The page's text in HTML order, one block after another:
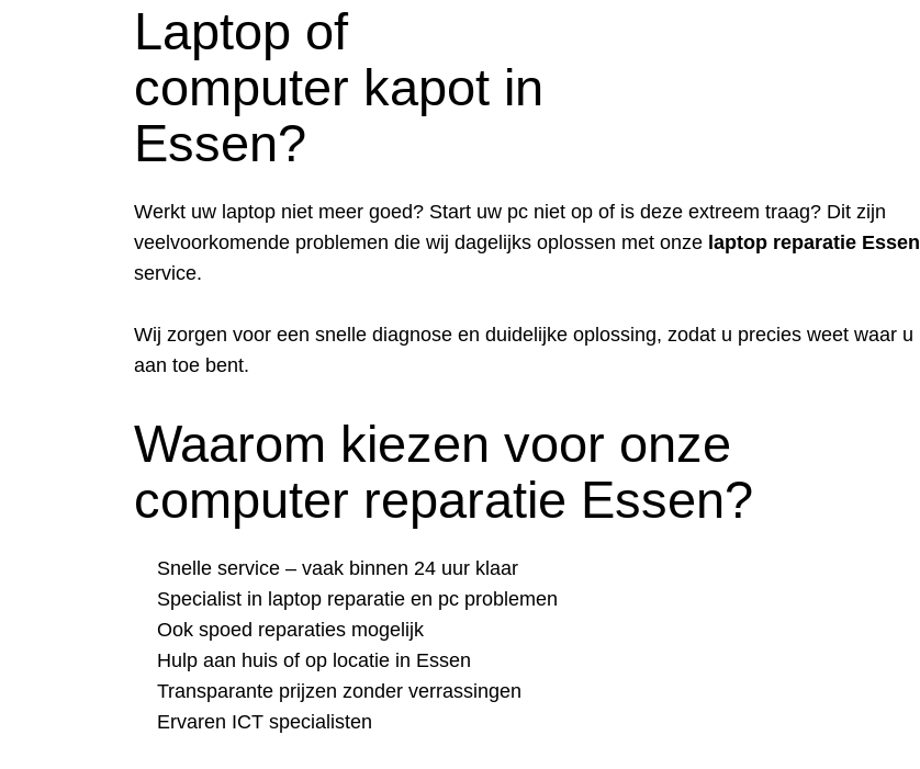
Laptop of
computer kapot in
Essen?
Werkt uw laptop niet meer goed? Start uw pc niet op of is deze extreem traag? Dit zijn
veelvoorkomende problemen die wij dagelijks oplossen met onze laptop reparatie Essen
service.
Wij zorgen voor een snelle diagnose en duidelijke oplossing, zodat u precies weet waar u
aan toe bent.
Waarom kiezen voor onze
computer reparatie Essen?
Snelle service – vaak binnen 24 uur klaar
Specialist in laptop reparatie en pc problemen
Ook spoed reparaties mogelijk
Hulp aan huis of op locatie in Essen
Transparante prijzen zonder verrassingen
Ervaren ICT specialisten